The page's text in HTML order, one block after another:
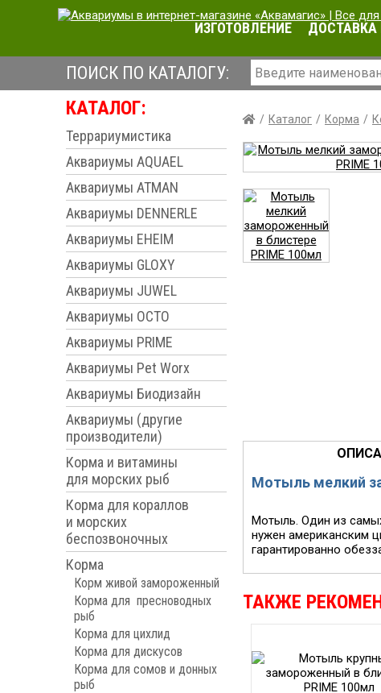
ИЗГОТОВЛЕНИЕ ДОСТАВКА
ПОИСК ПО КАТАЛОГУ:
КАТАЛОГ:
Террариумистика
Аквариумы AQUAEL
Аквариумы ATMAN
Аквариумы DENNERLE
Аквариумы EHEIM
Аквариумы GLOXY
Аквариумы JUWEL
Аквариумы OCTO
Аквариумы PRIME
Аквариумы Pet Worx
Аквариумы Биодизайн
Аквариумы (другие
производители)
Корма и витамины
для морских рыб
Корма для кораллов
и морских
беспозвоночных
Корма
Корм живой замороженный
Корма для пресноводных
рыб
Корма для цихлид
Корма для дискусов
Корма для сомов и донных
рыб
Каталог Корма
Мотыль мелкий
Мотыль. Один из
нужен американским
гарантированно
ТАКЖЕ